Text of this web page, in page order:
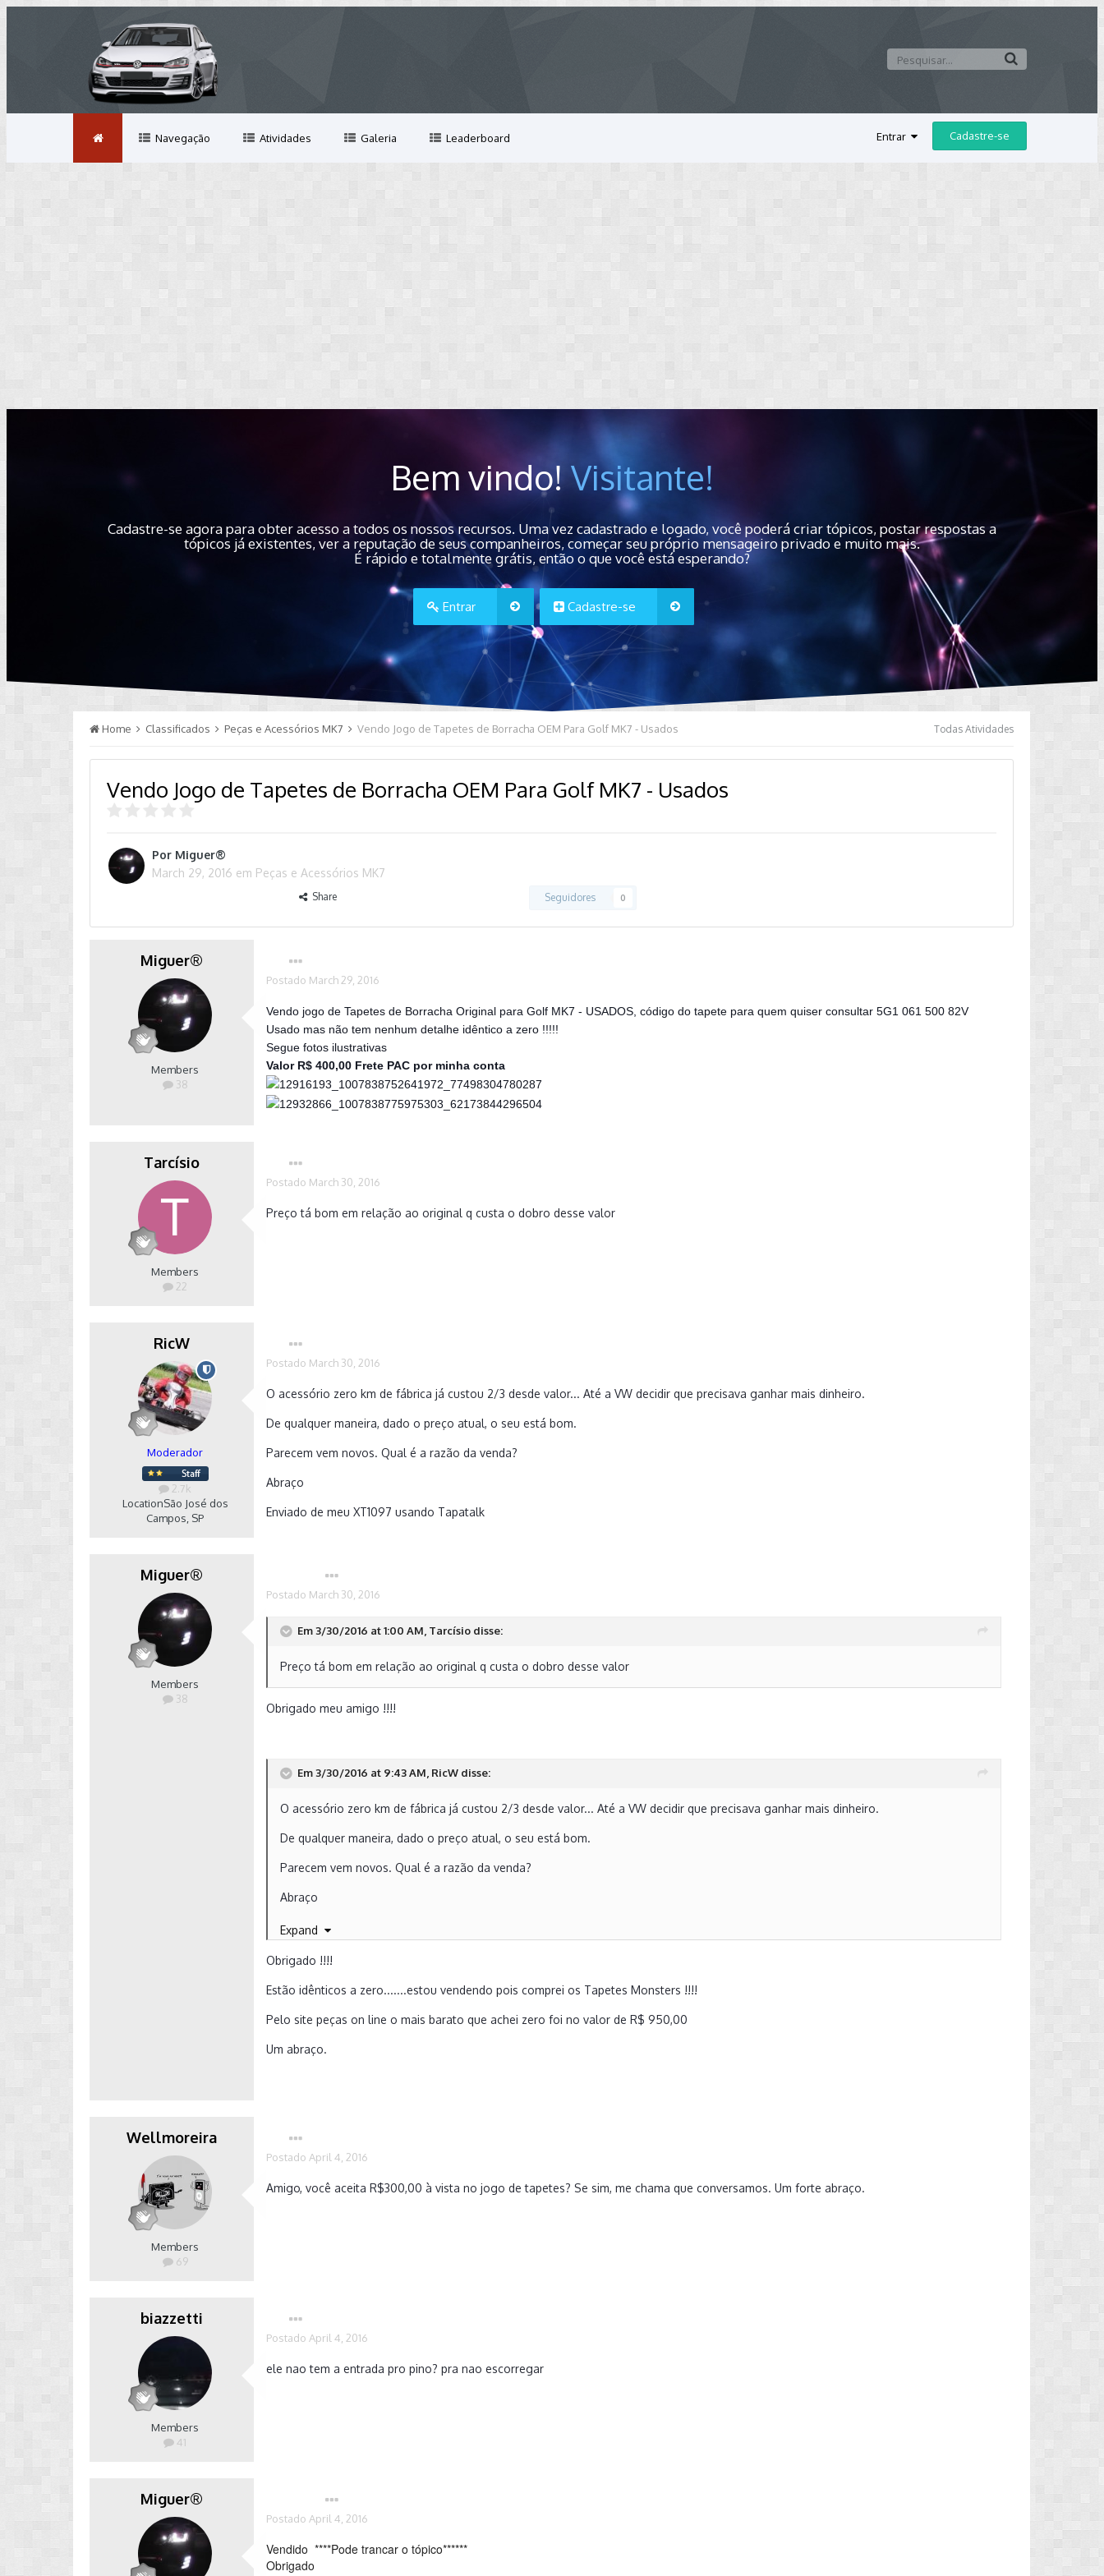
Entrar Cadastre-se
Navegação Atividades Galeria Leaderboard
Bem vindo!Visitante!
Cadastre-se agora para obter acesso a todos os nossos recursos. Uma vez cadastrado e logado, você poderá criar tópicos, postar respostas a
tópicos já existentes, ver a reputação de seus companheiros, começar seu próprio mensageiro privado e muito mais.
É rápido e totalmente grátis, então o que você está esperando?
Entrar Cadastre-se
Todas Atividades
Home Classificados Peças e Acessórios MK7 Vendo Jogo de Tapetes de Borracha OEM Para Golf MK7 - Usados
Vendo Jogo de Tapetes de Borracha OEM Para Golf MK7 - Usados
Por Miguer®
March 29, 2016 em Peças e Acessórios MK7
Share Seguidores 0
Miguer®
Members
38
Postado March 29, 2016
Vendo jogo de Tapetes de Borracha Original para Golf MK7 - USADOS, código do tapete para quem quiser consultar 5G1 061 500 82V
Usado mas não tem nenhum detalhe idêntico a zero !!!!!
Segue fotos ilustrativas
Valor R$ 400,00 Frete PAC por minha conta
Tarcísio
Members
22
Postado March 30, 2016
Preço tá bom em relação ao original q custa o dobro desse valor
RicW
Moderador
2.7k
LocationSão José dos
Campos, SP
Postado March 30, 2016
O acessório zero km de fábrica já custou 2/3 desde valor... Até a VW decidir que precisava ganhar mais dinheiro.
De qualquer maneira, dado o preço atual, o seu está bom.
Parecem vem novos. Qual é a razão da venda?
Abraço
Enviado de meu XT1097 usando Tapatalk
Miguer®
Members
38
Postado March 30, 2016
Em 3/30/2016 at 1:00 AM, Tarcísio disse:
Preço tá bom em relação ao original q custa o dobro desse valor
Obrigado meu amigo !!!!
Em 3/30/2016 at 9:43 AM, RicW disse:
O acessório zero km de fábrica já custou 2/3 desde valor... Até a VW decidir que precisava ganhar mais dinheiro.
De qualquer maneira, dado o preço atual, o seu está bom.
Parecem vem novos. Qual é a razão da venda?
Abraço
Enviado de meu XT1097 usando Tapatalk
Expand
Obrigado !!!!
Estão idênticos a zero.......estou vendendo pois comprei os Tapetes Monsters !!!!
Pelo site peças on line o mais barato que achei zero foi no valor de R$ 950,00
Um abraço.
Wellmoreira
Members
69
Postado April 4, 2016
Amigo, você aceita R$300,00 à vista no jogo de tapetes? Se sim, me chama que conversamos. Um forte abraço.
biazzetti
Members
41
Postado April 4, 2016
ele nao tem a entrada pro pino? pra nao escorregar
Miguer®
Postado April 4, 2016
Vendido ****Pode trancar o tópico******
Obrigado